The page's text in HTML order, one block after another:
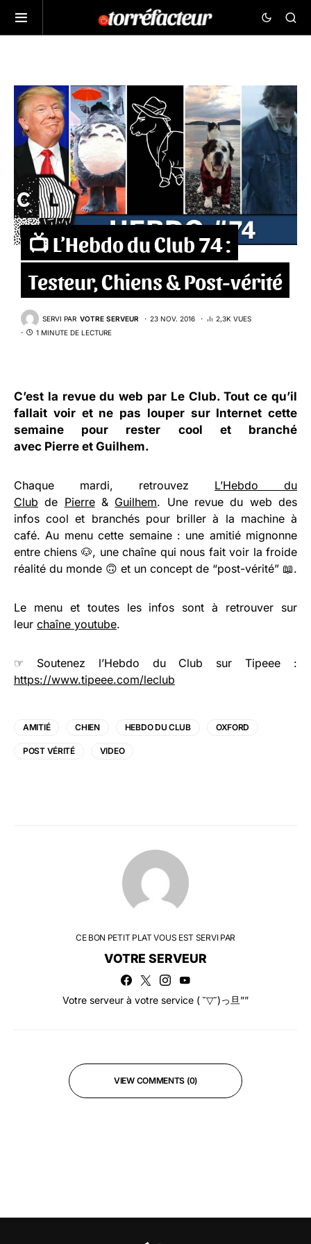
📺 L’Hebdo du Club 74 :
Testeur, Chiens & Post-vérité
SERVI PAR VOTRE SERVEUR 23 NOV. 2016
2,3K VUES
1 MINUTE DE LECTURE
C’est la revue du web par Le Club. Tout ce qu’il
fallait voir et ne pas louper sur Internet cette
semaine pour rester cool et branché
avec Pierre et Guilhem.
Chaque mardi, retrouvez L’Hebdo du
Club de Pierre& Guilhem. Une revue du web des
infos cool et branchés pour briller à la machine à
café. Au menu cette semaine : une amitié mignonne
entre chiens 🐶, une chaîne qui nous fait voir la froide
réalité du monde 🙃 et un concept de “post-vérité” 📖.
Le menu et toutes les infos sont à retrouver sur
leur chaîne youtube.
☞ Soutenez l’Hebdo du Club sur Tipeee :
https://www.tipeee.com/leclub
AMITIÉ CHIEN HEBDO DU CLUB OXFORD
POST VÉRITÉ VIDEO
CE BON PETIT PLAT VOUS EST SERVI PAR
VOTRE SERVEUR
Votre serveur à votre service ( ˘▽˘)っ旦””
VIEW COMMENTS (0)